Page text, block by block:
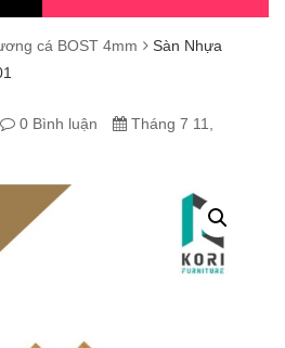
cá BOST 4mm
Sàn Nhựa
0 Bình luận
Tháng 7 11,